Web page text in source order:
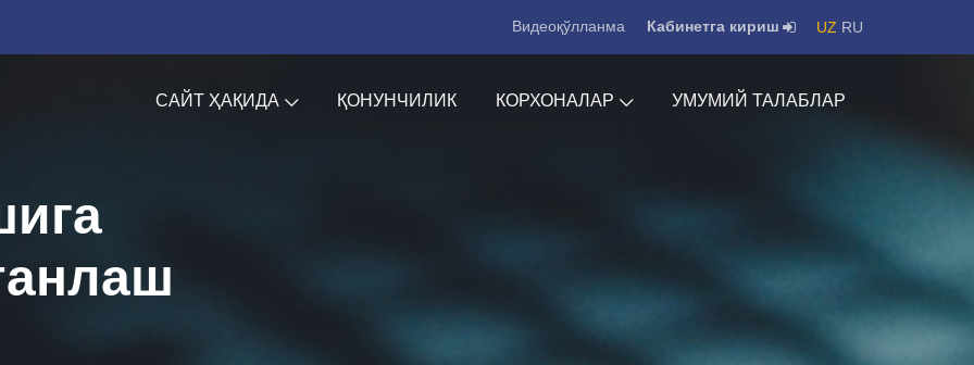
Видеоқўлланма Кабинетга кириш UZ RU
САЙТ ҲАҚИДА ҚОНУНЧИЛИК КОРХОНАЛАР УМУМИЙ ТАЛАБЛАР